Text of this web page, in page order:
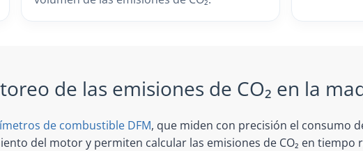
de las emisiones de CO₂ en la
de combustible DFM, que miden con precisión el consumo
del motor y permiten calcular las emisiones de CO₂ en tiempo